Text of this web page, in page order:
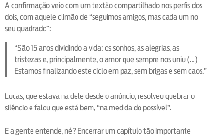
A confirmação veio com um textão compartilhado nos perfis dos
dois, com aquele climão de “seguimos amigos, mas cada um no
seu quadrado”:
“São 15 anos dividindo a vida: os sonhos, as alegrias, as
tristezas e, principalmente, o amor que sempre nos uniu (…)
Estamos finalizando este ciclo em paz, sem brigas e sem caos.”
Lucas, que estava na dele desde o anúncio, resolveu quebrar o
silêncio e falou que está bem, “na medida do possível”.
E a gente entende, né? Encerrar um capítulo tão importante